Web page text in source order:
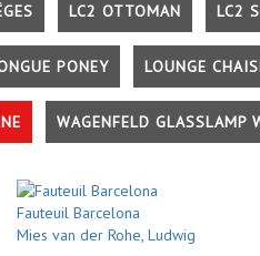
LC2 OTTOMAN LC2
PONEY LOUNGE
WAGENFELD GLASSLAMP
Fauteuil Barcelona
Mies van der Rohe, Ludwig